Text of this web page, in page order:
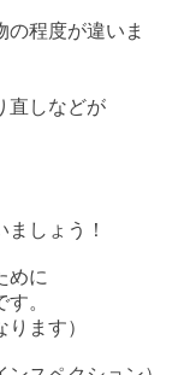
の程度が違いま
直しなどが
しょう！
めに
。
ます）